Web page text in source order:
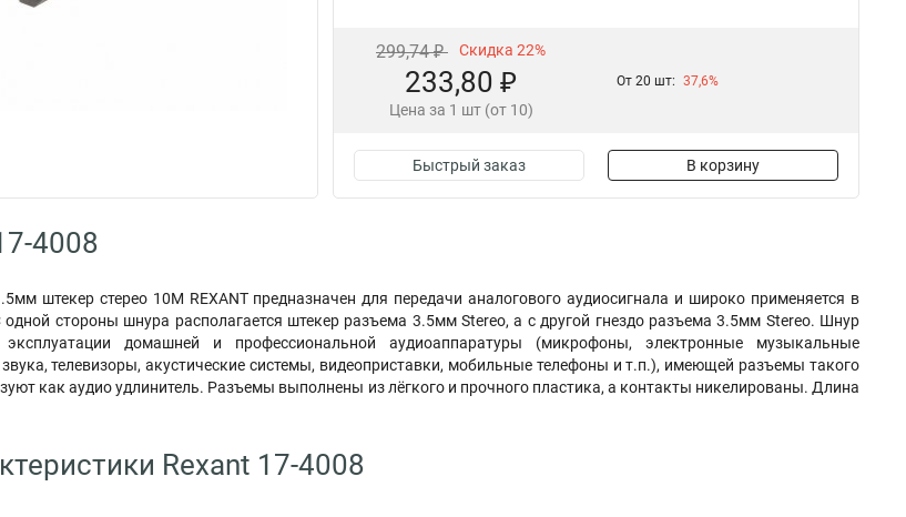
299,74 ₽ Скидка 22%
233,80 ₽
Цена за 1 шт (от 10)
От 20 шт: 37,6%
Быстрый заказ В корзину
4008
штекер стерео 10М REXANT предназначен для передачи аналогового аудиосигнала и широко применяется в
стороны шнура располагается штекер разъема 3.5мм Stereo, а с другой гнездо разъема 3.5мм Stereo. Шнур
эксплуатации домашней и профессиональной аудиоаппаратуры (микрофоны, электронные музыкальные
телевизоры, акустические системы, видеоприставки, мобильные телефоны и т.п.), имеющей разъемы такого
как аудио удлинитель. Разъемы выполнены из лёгкого и прочного пластика, а контакты никелированы. Длина
Rexant 17-4008